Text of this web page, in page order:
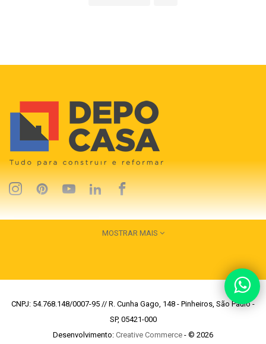
MOSTRAR MAIS
CNPJ: 54.768.148/0007-95 // R. Cunha Gago, 148 - Pinheiros, São Paulo -
SP, 05421-000
Desenvolvimento: Creative Commerce - © 2026